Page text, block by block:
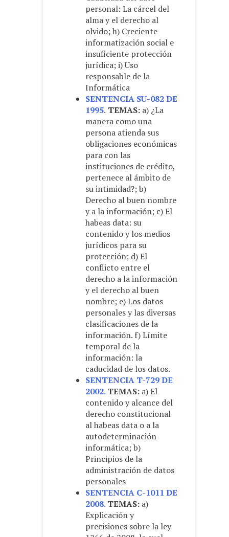
personal: La cárcel del
alma y el derecho al
olvido; h) Creciente
informatización social e
insuficiente protección
jurídica; i) Uso
responsable de la
Informática
SENTENCIA SU-082 DE
1995. TEMAS:a) ¿La
manera como una
persona atienda sus
obligaciones económicas
para con las
instituciones de crédito,
pertenece al ámbito de
su intimidad?; b)
Derecho al buen nombre
y a la información; c) El
habeas data: su
contenido y los medios
jurídicos para su
protección; d) El
conflicto entre el
derecho a la información
y el derecho al buen
nombre; e) Los datos
personales y las diversas
clasificaciones de la
información. f) Límite
temporal de la
información: la
caducidad de los datos.
SENTENCIA T-729 DE
2002. TEMAS:a) El
contenido y alcance del
derecho constitucional
al habeas data o a la
autodeterminación
informática; b)
Principios de la
administración de datos
personales
SENTENCIA C-1011 DE
2008. TEMAS:a)
Explicación y
precisiones sobre la ley